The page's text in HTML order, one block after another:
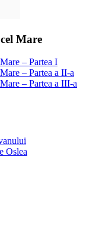
Mare
– Partea I
– Partea a II-a
– Partea a III-a
Oslea